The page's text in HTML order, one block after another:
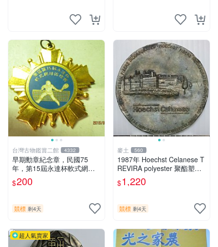
台灣古物鑑賞二館 4332
早期勳章紀念章，民國75
年，第15屆永達杯軟式網
球，冠軍獎章，共1枚 大顆
$200
競標 剩4天
麥土 560
1987年 Hoechst Celanese T
REVIRA polyester 聚酯塑料-
1967~1987年生產20周年紀
念-大銅章
$1,220
競標 剩4天
超人氣賣家